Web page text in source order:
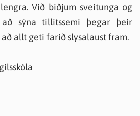
Við biðjum sveitunga og
sýna tillitssemi þegar þeir
allt geti farið slysalaust fram.